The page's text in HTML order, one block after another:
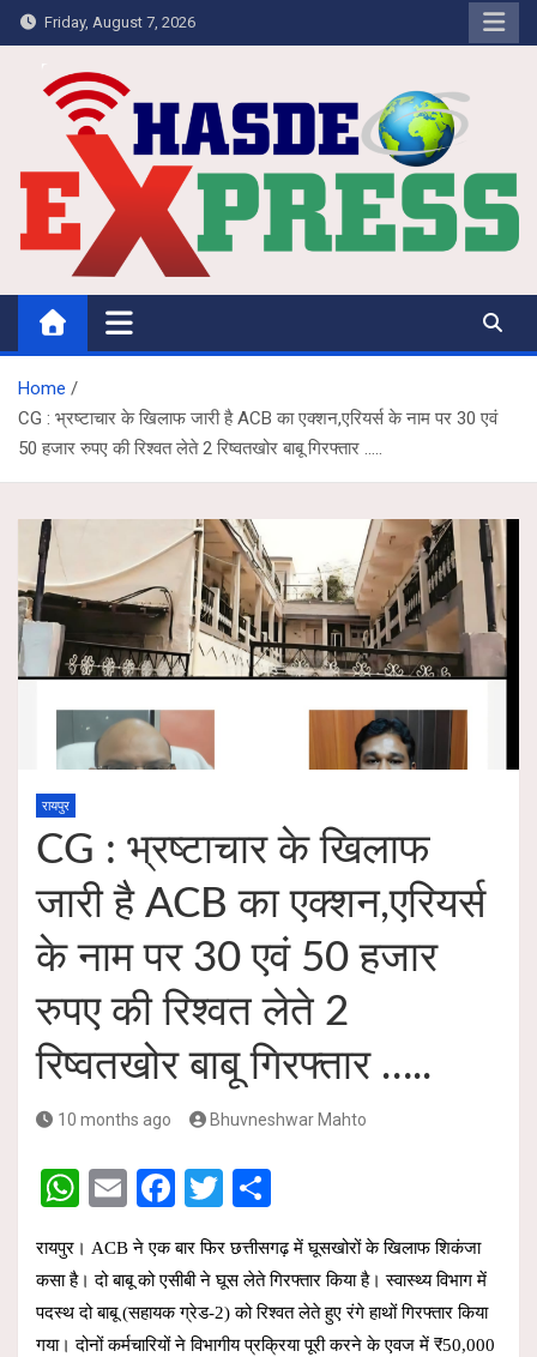
Skip
to
content
Friday, August 7, 2026
Hasdeo Express
Home
CG : भ्रष्टाचार के खिलाफ जारी है ACB का एक्शन,एरियर्स के नाम पर 30 एवं
50 हजार रुपए की रिश्वत लेते 2 रिष्वतखोर बाबू गिरफ्तार …..
रायपुर
CG : भ्रष्टाचार के खिलाफ
जारी है ACB का एक्शन,एरियर्स
के नाम पर 30 एवं 50 हजार
रुपए की रिश्वत लेते 2
रिष्वतखोर बाबू गिरफ्तार …..
10 months ago Bhuvneshwar Mahto
W
at
s
A
E
m
ail
F
ce
b
o
T
wi
tt
er
ar
e
रायपुर। ACB ने एक बार फिर छत्तीसगढ़ में घूसखोरों के खिलाफ शिकंजा
कसा है। दो बाबू को एसीबी ने घूस लेते गिरफ्तार किया है। स्वास्थ्य विभाग में
पदस्थ दो बाबू (सहायक ग्रेड-2) को रिश्वत लेते हुए रंगे हाथों गिरफ्तार किया
गया। दोनों कर्मचारियों ने विभागीय प्रक्रिया पूरी करने के एवज में ₹50,000